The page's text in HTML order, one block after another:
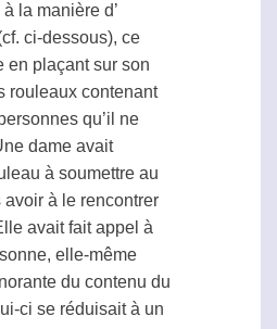
la manière d’
ci-dessous), ce
en plaçant sur son
rouleaux contenant
qu’il ne
dame avait
à soumettre au
avoir à le rencontrer
avait fait appel à
elle-même
du contenu du
ci se réduisait à un